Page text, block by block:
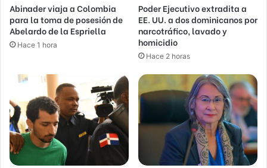
Abinader viaja a Colombia
para la toma de posesión de
Abelardo de la Espriella
Hace 1 hora
Poder Ejecutivo extradita a
EE. UU. a dos dominicanos por
narcotráfico, lavado y
homicidio
Hace 2 horas